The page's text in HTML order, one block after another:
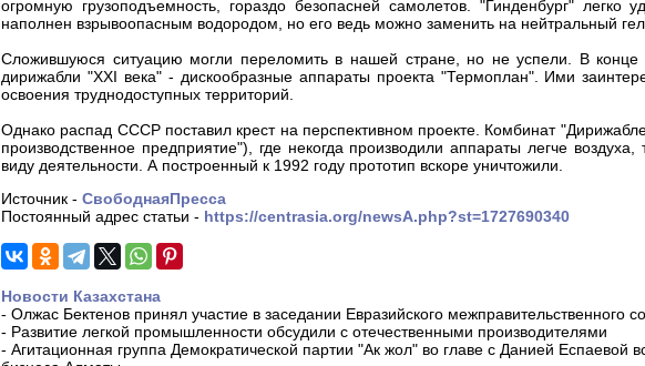
огромную грузоподъемность, гораздо безопасней самолетов. "Гинденбург"
наполнен взрывоопасным водородом, но его ведь можно заменить на нейтральный
Сложившуюся ситуацию могли переломить в нашей стране, но не успели. В
дирижабли "XXI века" - дискообразные аппараты проекта "Термоплан". Ими
освоения труднодоступных территорий.
Однако распад СССР поставил крест на перспективном проекте. Комбинат
производственное предприятие"), где некогда производили аппараты легче
виду деятельности. А построенный к 1992 году прототип вскоре уничтожили.
Источник - СвободнаяПресса
Постоянный адрес статьи - https://centrasia.org/newsA.php?st=1727690340
Новости Казахстана
- Олжас Бектенов принял участие в заседании Евразийского межправительственного
- Развитие легкой промышленности обсудили с отечественными производителями
- Агитационная группа Демократической партии "Ак жол" во главе с Данией Еспаевой